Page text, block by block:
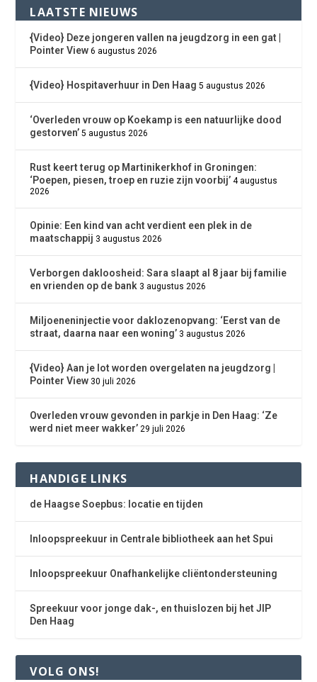
LAATSTE NIEUWS
{Video} Deze jongeren vallen na jeugdzorg in een gat |
Pointer View 6 augustus 2026
{Video} Hospitaverhuur in Den Haag 5 augustus 2026
‘Overleden vrouw op Koekamp is een natuurlijke dood
gestorven’ 5 augustus 2026
Rust keert terug op Martinikerkhof in Groningen:
‘Poepen, piesen, troep en ruzie zijn voorbij’ 4 augustus
2026
Opinie: Een kind van acht verdient een plek in de
maatschappij 3 augustus 2026
Verborgen dakloosheid: Sara slaapt al 8 jaar bij familie
en vrienden op de bank 3 augustus 2026
Miljoeneninjectie voor daklozenopvang: ‘Eerst van de
straat, daarna naar een woning’ 3 augustus 2026
{Video} Aan je lot worden overgelaten na jeugdzorg |
Pointer View 30 juli 2026
Overleden vrouw gevonden in parkje in Den Haag: ‘Ze
werd niet meer wakker’ 29 juli 2026
HANDIGE LINKS
de Haagse Soepbus: locatie en tijden
Inloopspreekuur in Centrale bibliotheek aan het Spui
Inloopspreekuur Onafhankelijke cliëntondersteuning
Spreekuur voor jonge dak-, en thuislozen bij het JIP
Den Haag
VOLG ONS!